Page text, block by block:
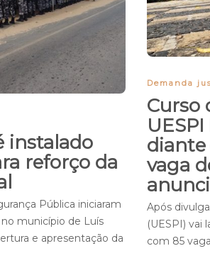
Demanda
Curso
diante
vaga
Após
(UESPI) vai
com 85
instalado
reforço da
Pública iniciaram
município de Luís
e apresentação da